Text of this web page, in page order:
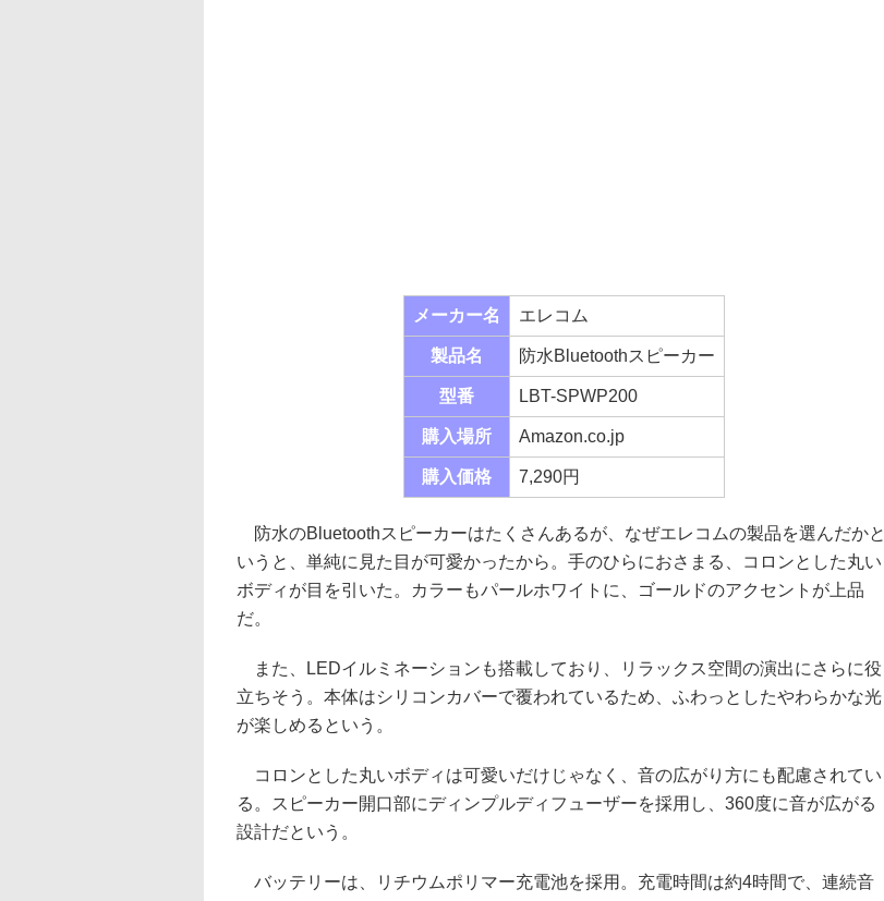
メーカー名 エレコム
製品名 防水Bluetoothスピーカー
型番 LBT-SPWP200
購入場所 Amazon.co.jp
購入価格 7,290円
防水のBluetoothスピーカーはたくさんあるが、なぜエレコムの製品を選んだかと
いうと、単純に見た目が可愛かったから。手のひらにおさまる、コロンとした丸い
ボディが目を引いた。カラーもパールホワイトに、ゴールドのアクセントが上品
だ。
また、LEDイルミネーションも搭載しており、リラックス空間の演出にさらに役
立ちそう。本体はシリコンカバーで覆われているため、ふわっとしたやわらかな光
が楽しめるという。
コロンとした丸いボディは可愛いだけじゃなく、音の広がり方にも配慮されてい
る。スピーカー開口部にディンプルディフューザーを採用し、360度に音が広がる
設計だという。
バッテリーは、リチウムポリマー充電池を採用。充電時間は約4時間で、連続音